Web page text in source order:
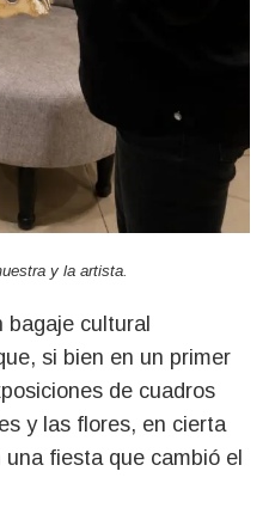
y la artista.
bagaje cultural
si bien en un primer
de cuadros
y las flores, en cierta
fiesta que cambió el